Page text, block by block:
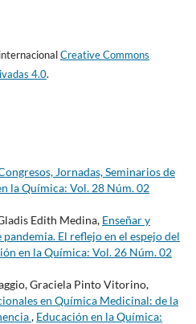
Creative Commons
4.0.
Jornadas, Seminarios de
la Química: Vol. 28 Núm. 02
Edith Medina, Enseñar y
El reflejo en el espejo del
en la Química: Vol. 26 Núm. 02
Graciela Pinto Vitorino,
en Química Medicinal: de la
, Educación en la Química: